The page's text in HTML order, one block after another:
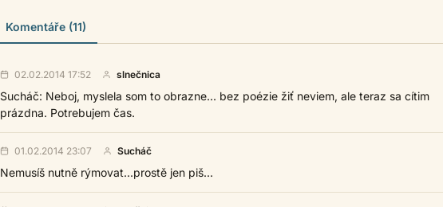
Komentáře (11)
02.02.2014 17:52 slnečnica
Sucháč: Neboj, myslela som to obrazne... bez poézie žiť neviem, ale teraz sa cítim
prázdna. Potrebujem čas.
01.02.2014 23:07 Sucháč
Nemusíš nutně rýmovat...prostě jen piš...